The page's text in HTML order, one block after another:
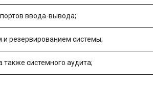
ввода-вывода;
резервированием системы;
также системного аудита;